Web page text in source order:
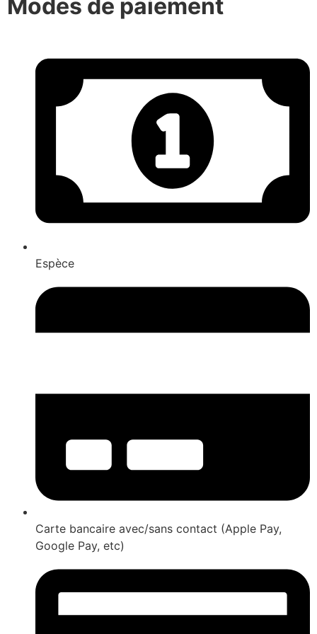
Modes de paiement
Espèce
Carte bancaire avec/sans contact (Apple Pay,
Google Pay, etc)